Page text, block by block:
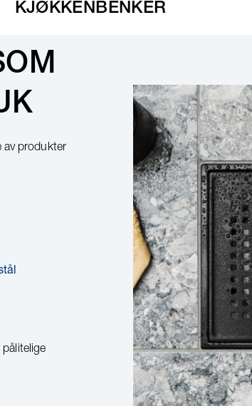
KJØKKENBENKER
av produkter